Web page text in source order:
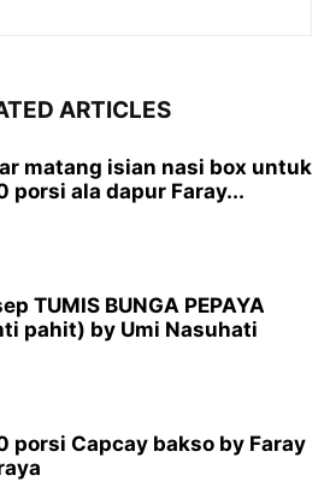
ARTICLES
matang isian nasi box untuk
porsi ala dapur Faray...
TUMIS BUNGA PEPAYA
pahit) by Umi Nasuhati
porsi Capcay bakso by Faray